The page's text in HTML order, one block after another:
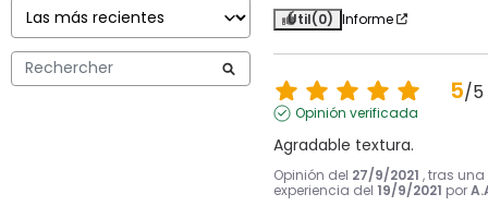
Útil(0) Informe
5/5
Opinión verificada
Agradable textura.
Opinión del 27/9/2021 , tras una
experiencia del 19/9/2021 por